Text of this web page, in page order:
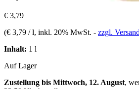
€ 3,79
(€ 3,79 / l, inkl. 20% MwSt. - zzgl. Versand
Inhalt: 1 l
Auf Lager
Zustellung bis Mittwoch, 12. August,